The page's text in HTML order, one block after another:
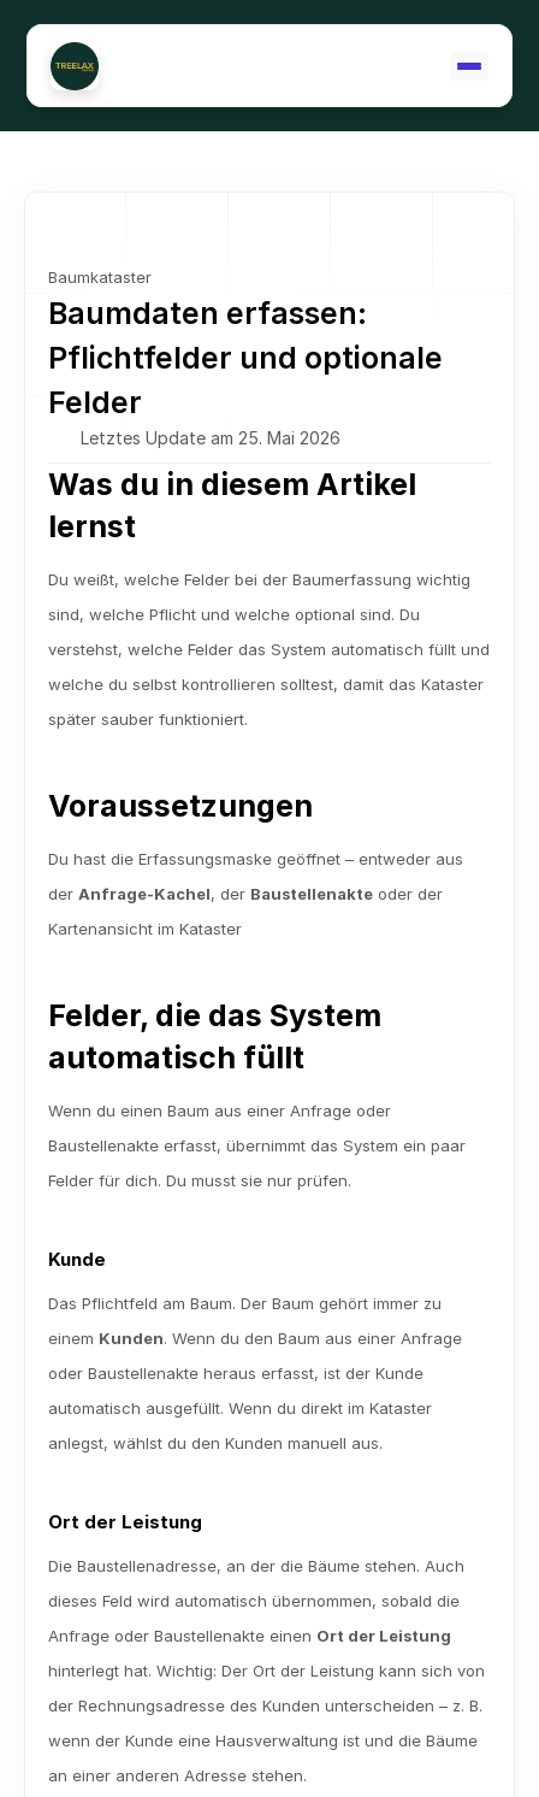
Support kontaktieren
Baumkataster
Baumdaten erfassen:
Pflichtfelder und optionale
Felder
Letztes Update am 25. Mai 2026
Was du in diesem Artikel
lernst
Du weißt, welche Felder bei der Baumerfassung wichtig
sind, welche Pflicht und welche optional sind. Du
verstehst, welche Felder das System automatisch füllt und
welche du selbst kontrollieren solltest, damit das Kataster
später sauber funktioniert.
Voraussetzungen
Du hast die Erfassungsmaske geöffnet – entweder aus
der Anfrage-Kachel, der Baustellenakte oder der
Kartenansicht im Kataster
Felder, die das System
automatisch füllt
Wenn du einen Baum aus einer Anfrage oder
Baustellenakte erfasst, übernimmt das System ein paar
Felder für dich. Du musst sie nur prüfen.
Kunde
Das Pflichtfeld am Baum. Der Baum gehört immer zu
einem Kunden. Wenn du den Baum aus einer Anfrage
oder Baustellenakte heraus erfasst, ist der Kunde
automatisch ausgefüllt. Wenn du direkt im Kataster
anlegst, wählst du den Kunden manuell aus.
Ort der Leistung
Die Baustellenadresse, an der die Bäume stehen. Auch
dieses Feld wird automatisch übernommen, sobald die
Anfrage oder Baustellenakte einen Ort der Leistung
hinterlegt hat. Wichtig: Der Ort der Leistung kann sich von
der Rechnungsadresse des Kunden unterscheiden – z. B.
wenn der Kunde eine Hausverwaltung ist und die Bäume
an einer anderen Adresse stehen.